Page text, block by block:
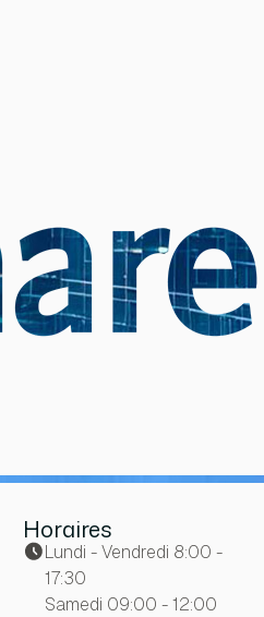
Horaires
Lundi - Vendredi 8:00 -
17:30
Samedi 09:00 - 12:00